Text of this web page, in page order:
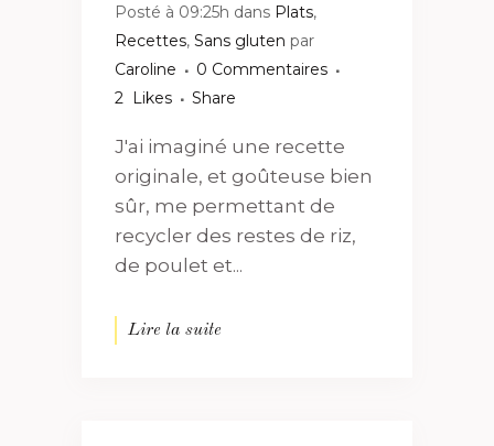
Posté à 09:25h dans Plats,
Recettes, Sans gluten par
Caroline
0 Commentaires
2 Likes Share
J'ai imaginé une recette
originale, et goûteuse bien
sûr, me permettant de
recycler des restes de riz,
de poulet et...
Lire la suite